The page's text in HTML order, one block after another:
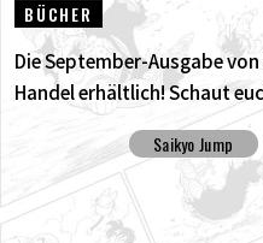
BÜCHER
Die September-Ausgabe
Handel erhältlich! Schaut
Ball SD Cover und all die
Saikyo Jump